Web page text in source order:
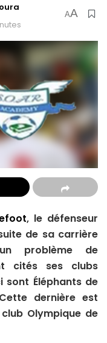
AA
, le défenseur
de sa carrière
problème de
cités ses clubs
sont Éléphants de
dernière est
Olympique de